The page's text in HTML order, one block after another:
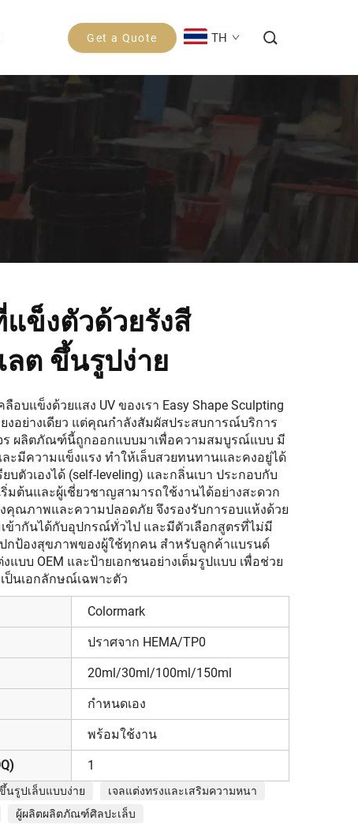
Get a Quote TH
แข็งตัวด้วยรังสี
ลต ขึ้นรูปง่าย
อบแข็งด้วยแสง UV ของเรา Easy Shape Sculpting
อย่างเดียว แต่คุณกำลังสัมผัสประสบการณ์บริการ
ร ผลิตภัณฑ์นี้ถูกออกแบบมาเพื่อความสมบูรณ์แบบ มี
ะมีความแข็งแรง ทำให้เล็บสวยทนทานและคงอยู่ได้
ตัวเองได้ (self-leveling) และกลิ่นเบา ประกอบกับ
มต้นและผู้เชี่ยวชาญสามารถใช้งานได้อย่างสะดวก
คุณภาพและความปลอดภัย จึงรองรับการอบแห้งด้วย
ข้ากันได้กับอุปกรณ์ทั่วไป และมีตัวเลือกสูตรที่ไม่มี
ปกป้องสุขภาพของผู้ใช้ทุกคน สำหรับลูกค้าแบรนด์
แบบ OEM และป้ายเอกชนอย่างเต็มรูปแบบ เพื่อช่วย
นเอกลักษณ์เฉพาะตัว
Colormark
ปราศจาก HEMA/TP0
20ml/30ml/100ml/150ml
กำหนดเอง
พร้อมใช้งาน
1
นรูปเล็บแบบง่าย
เจลแต่งทรงและเสริมความหนา
ผู้ผลิตผลิตภัณฑ์ศิลปะเล็บ